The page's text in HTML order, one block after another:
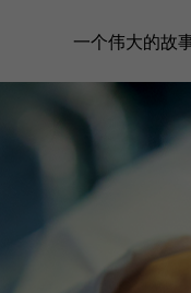
一个伟大的故